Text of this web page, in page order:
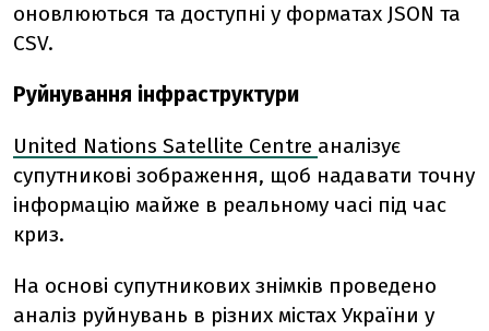
оновлюються та доступні у форматах JSON та
CSV.
Руйнування інфраструктури
United Nations Satellite Centre аналізує
супутникові зображення, щоб надавати точну
інформацію майже в реальному часі під час
криз.
На основі супутникових знімків проведено
аналіз руйнувань в різних містах України у